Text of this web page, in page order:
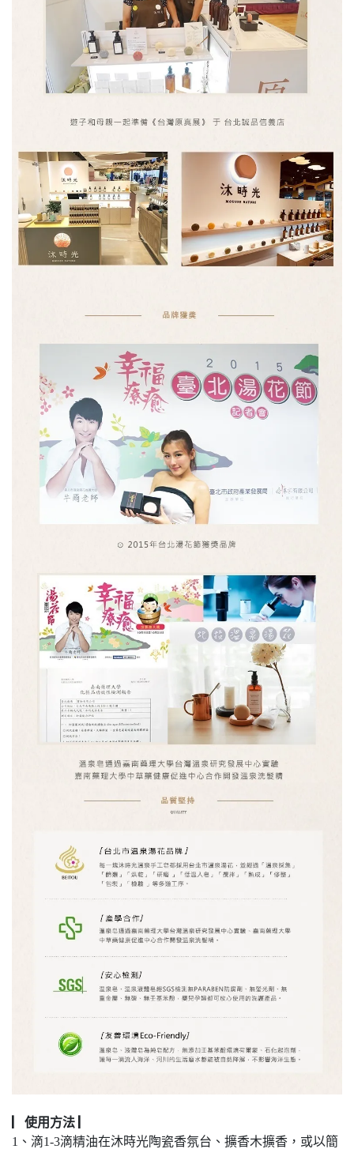
▏使用方法 ▏
1、滴1-3滴精油在沐時光陶瓷香氛台、擴香木擴香，或以簡